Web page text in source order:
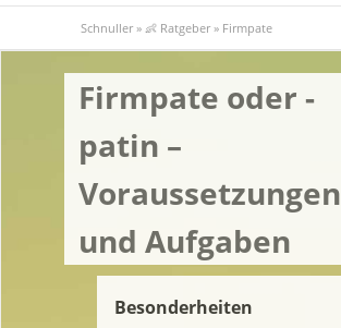
Schnuller » 👶 Ratgeber » Firmpate
Firmpate oder -
patin –
Voraussetzungen
und Aufgaben
Besonderheiten